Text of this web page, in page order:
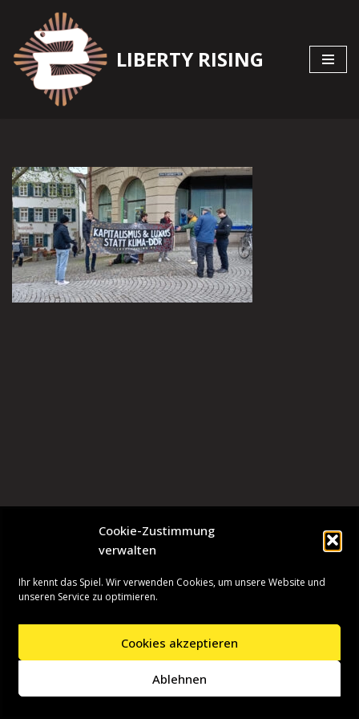
Cookie-Zustimmung
verwalten
Ihr kennt das Spiel. Wir verwenden Cookies, um unsere Website und
unseren Service zu optimieren.
Cookies akzeptieren
Ablehnen
Zum
Inhalt
springen
LIBERTY RISING
| Präsentiert vonWordPress
Presseinformationen